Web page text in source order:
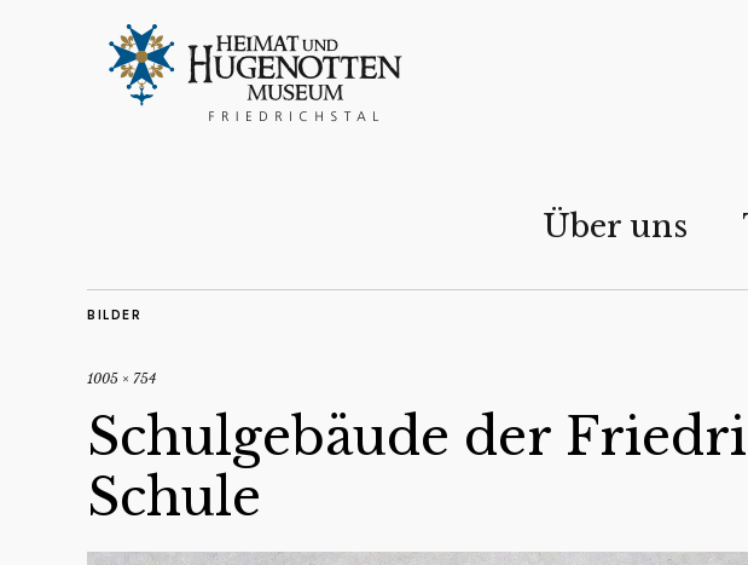
Über uns
BILDER
1005 × 754
Schulgebäude der
Schule